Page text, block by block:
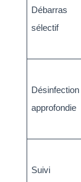
Débarras
sélectif
Désinfection
approfondie
Suivi